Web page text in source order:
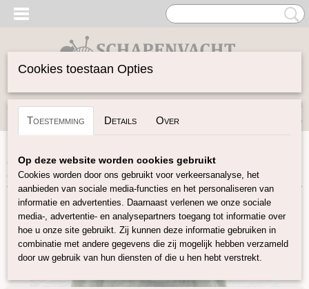
Inloggen Registreren
(0)
Home>Spinwol>Lontwol Shetland gekleurd
Legergroen S08
Cookies toestaan Opties
Toestemming Details Over
Op deze website worden cookies gebruikt
Cookies worden door ons gebruikt voor verkeersanalyse, het
aanbieden van sociale media-functies en het personaliseren van
informatie en advertenties. Daarnaast verlenen we onze sociale
media-, advertentie- en analysepartners toegang tot informatie over
hoe u onze site gebruikt. Zij kunnen deze informatie gebruiken in
combinatie met andere gegevens die zij mogelijk hebben verzameld
door uw gebruik van hun diensten of die u hen hebt verstrekt.